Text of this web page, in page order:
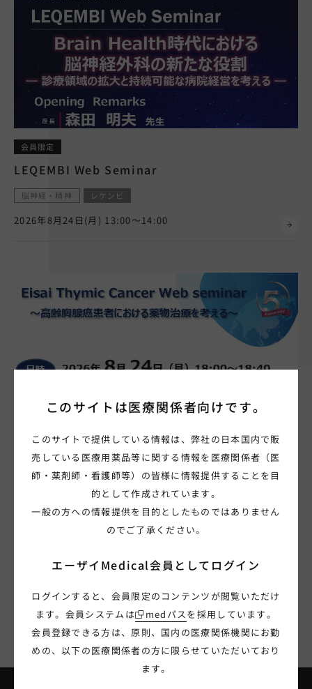
会員限定
LEQEMBI Web Seminar
脳神経・精神 レケンビ
2026年8月24日(月) 13:00～14:00
Eisai Thymic cancer web seminar ～高齢胸腺
癌患者における薬物治療を考える～
オンコロジー レンビマ
ライブセミナー一覧へ
このサイトは医療関係者向けです。
このサイトで提供している情報は、弊社の日本国内で販
売している医療用薬品等に関する情報を医療関係者（医
師・薬剤師・看護師等）の皆様に情報提供することを目
的として作成されています。
一般の方への情報提供を目的としたものではありません
のでご了承ください。
エーザイMedical会員として ログイン
ログインすると、会員限定のコンテンツが閲覧いただけ
ます。会員システムは
medパスを採用しています。
会員登録できる方は、原則、国内の医療関係機関にお勤
めの、以下の医療関係者の方に限らせていただいており
ます。